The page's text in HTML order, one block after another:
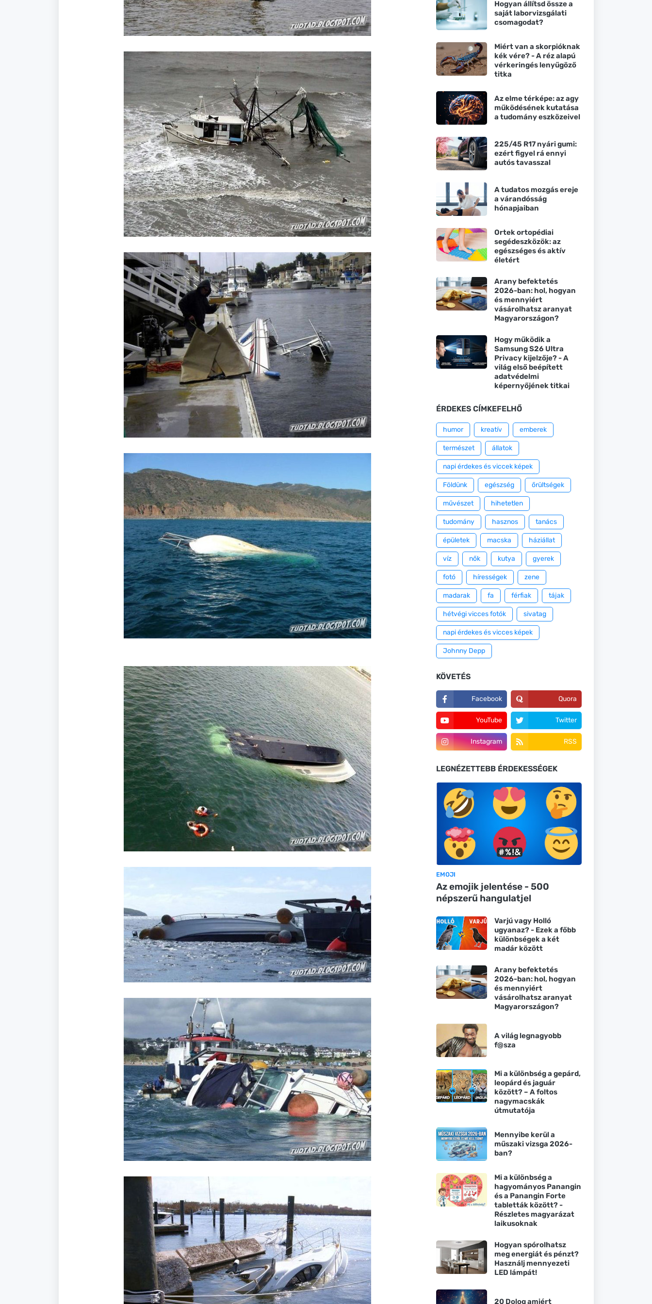
Hogyan állítsd össze a
saját laborvizsgálati
csomagodat?
Miért van a skorpióknak
kék vére? - A réz alapú
vérkeringés lenyűgöző
titka
Az elme térképe: az agy
működésének kutatása
a tudomány eszközeivel
225/45 R17 nyári gumi:
ezért figyel rá ennyi
autós tavasszal
A tudatos mozgás ereje
a várandósság
hónapjaiban
Ortek ortopédiai
segédeszközök: az
egészséges és aktív
életért
Arany befektetés
2026-ban: hol, hogyan
és mennyiért
vásárolhatsz aranyat
Magyarországon?
Hogy működik a
Samsung S26 Ultra
Privacy kijelzője? - A
világ első beépített
adatvédelmi
képernyőjének titkai
ÉRDEKES CÍMKEFELHŐ
humor kreatív emberek
természet állatok
napi érdekes és viccek képek
Földünk egészség őrültségek
művészet hihetetlen
tudomány hasznos tanács
épületek macska háziállat
víz nők kutya gyerek
fotó hírességek zene
madarak fa férfiak tájak
hétvégi vicces fotók sivatag
napi érdekes és vicces képek
Johnny Depp
KÖVETÉS
Facebook Quora
YouTube Twitter
Instagram RSS
LEGNÉZETTEBB ÉRDEKESSÉGEK
EMOJI
Az emojik jelentése - 500
népszerű hangulatjel
Varjú vagy Holló
ugyanaz? - Ezek a főbb
különbségek a két
madár között
Arany befektetés
2026-ban: hol, hogyan
és mennyiért
vásárolhatsz aranyat
Magyarországon?
A világ legnagyobb
f@sza
Mi a különbség a gepárd,
leopárd és jaguár
között? – A foltos
nagymacskák
útmutatója
Mennyibe kerül a
műszaki vizsga 2026-
ban?
Mi a különbség a
hagyományos Panangin
és a Panangin Forte
tabletták között? -
Részletes magyarázat
laikusoknak
Hogyan spórolhatsz
meg energiát és pénzt?
Használj mennyezeti
LED lámpát!
20 Dolog amiért